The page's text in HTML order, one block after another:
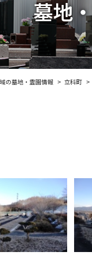
墓地
の墓地・霊園情報 立科町